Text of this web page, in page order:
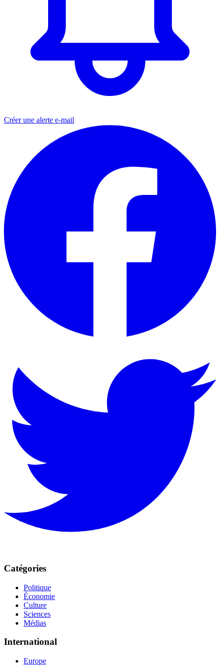
Créer une alerte e-mail
Catégories
Politique
Économie
Culture
Sciences
Médias
International
Europe